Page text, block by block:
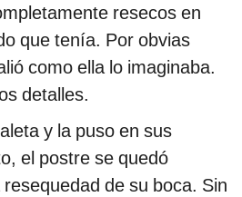
resecos en
que tenía. Por obvias
como ella lo imaginaba.
detalles.
y la puso en sus
el postre se quedó
de su boca. Sin